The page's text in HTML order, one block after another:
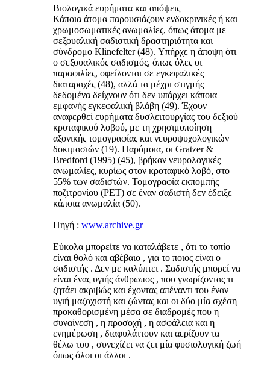
Βιολογικά ευρήματα και απόψεις
Κάποια άτομα παρουσιάζουν ενδοκρινικές ή και
χρωμοσωματικές ανωμαλίες, όπως άτομα με
σεξουαλική σαδιστική δραστηριότητα και
σύνδρομο Klinefelter (48). Υπήρχε η άποψη ότι
ο σεξουαλικός σαδισμός, όπως όλες οι
παραφιλίες, οφείλονται σε εγκεφαλικές
διαταραχές (48), αλλά τα μέχρι στιγμής
δεδομένα δείχνουν ότι δεν υπάρχει κάποια
εμφανής εγκεφαλική βλάβη (49). Έχουν
αναφερθεί ευρήματα δυσλειτουργίας του δεξιού
κροταφικού λοβού, με τη χρησιμοποίηση
αξονικής τομογραφίας και νευροψυχολογικών
δοκιμασιών (19). Παρόμοια, οι Gratzer &
Bredford (1995) (45), βρήκαν νευρολογικές
ανωμαλίες, κυρίως στον κροταφικό λοβό, στο
55% των σαδιστών. Τομογραφία εκπομπής
ποζιτρονίου (ΡΕΤ) σε έναν σαδιστή δεν έδειξε
κάποια ανωμαλία (50).
Πηγή : www.archive.gr
Εύκολα μπορείτε να καταλάβετε , ότι το τοπίο
είναι θολό και αβέβαιο , για το ποιος είναι ο
σαδιστής . Δεν με καλύπτει . Σαδιστής μπορεί να
είναι ένας υγιής άνθρωπος , που γνωρίζοντας τι
ζητάει ακριβώς και έχοντας απέναντι του έναν
υγιή μαζοχιστή και ζώντας και οι δύο μία σχέση
προκαθορισμένη μέσα σε διαδρομές που η
συναίνεση , η προσοχή , η ασφάλεια και η
ενημέρωση , διαφυλάττουν και αερίζουν τα
θέλω του , συνεχίζει να ζει μία φυσιολογική ζωή
όπως όλοι οι άλλοι .